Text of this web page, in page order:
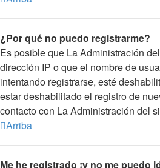
¿Por qué no puedo registrarme?
Es posible que La Administración
dirección IP o que el nombre de
intentando registrarse, esté
estar deshabilitado el registro de
contacto con La Administración del
Arriba
Me he registrado ¡y no me puedo